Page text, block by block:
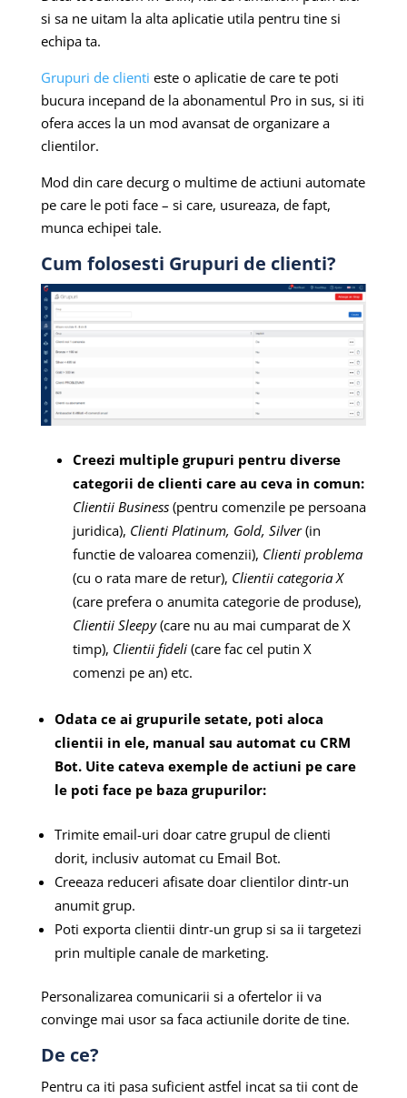
si sa ne uitam la alta aplicatie utila pentru tine si
echipa ta.
Grupuri de clienti este o aplicatie de care te poti
bucura incepand de la abonamentul Pro in sus, si iti
ofera acces la un mod avansat de organizare a
clientilor.
Mod din care decurg o multime de actiuni automate
pe care le poti face – si care, usureaza, de fapt,
munca echipei tale.
Cum folosesti Grupuri de clienti?
Creezi multiple grupuri pentru diverse
categorii de clienti care au ceva in comun:
Clientii Business(pentru comenzile pe persoana
juridica), Clienti Platinum, Gold, Silver(in
functie de valoarea comenzii), Clienti problema
(cu o rata mare de retur), Clientii categoria X
(care prefera o anumita categorie de produse),
Clientii Sleepy(care nu au mai cumparat de X
timp), Clientii fideli(care fac cel putin X
comenzi pe an) etc.
Odata ce ai grupurile setate, poti aloca
clientii in ele, manual sau automat cu CRM
Bot. Uite cateva exemple de actiuni pe care
le poti face pe baza grupurilor:
Trimite email-uri doar catre grupul de clienti
dorit, inclusiv automat cu Email Bot.
Creeaza reduceri afisate doar clientilor dintr-un
anumit grup.
Poti exporta clientii dintr-un grup si sa ii targetezi
prin multiple canale de marketing.
Personalizarea comunicarii si a ofertelor ii va
convinge mai usor sa faca actiunile dorite de tine.
De ce?
Pentru ca iti pasa suficient astfel incat sa tii cont de